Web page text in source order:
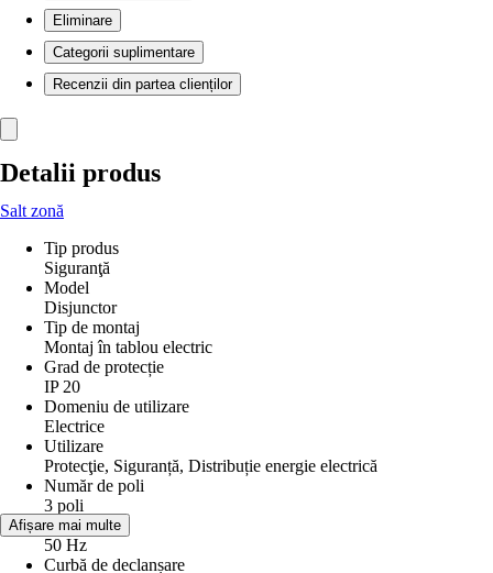
Eliminare
Categorii suplimentare
Recenzii din partea clienților
Detalii produs
Salt zonă
Tip produs
Siguranţă
Model
Disjunctor
Tip de montaj
Montaj în tablou electric
Grad de protecție
IP 20
Domeniu de utilizare
Electrice
Utilizare
Protecţie, Siguranță, Distribuție energie electrică
Număr de poli
3 poli
Frecvenţă
50 Hz
Curbă de declanșare
Afișare mai multe